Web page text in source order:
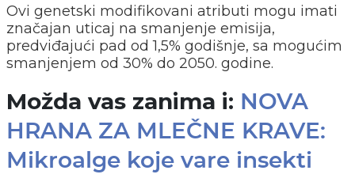
Ovi genetski modifikovani atributi mogu imati
značajan uticaj na smanjenje emisija,
predviđajući pad od 1,5% godišnje, sa mogućim
smanjenjem od 30% do 2050. godine.
Možda vas zanima i: NOVA
HRANA ZA MLEČNE KRAVE:
Mikroalge koje vare insekti